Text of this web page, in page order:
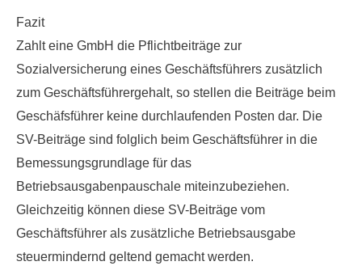
Fazit
Zahlt eine GmbH die Pflichtbeiträge zur
Sozialversicherung eines Geschäftsführers zusätzlich
zum Geschäftsführergehalt, so stellen die Beiträge beim
Geschäfsführer keine durchlaufenden Posten dar. Die
SV-Beiträge sind folglich beim Geschäftsführer in die
Bemessungsgrundlage für das
Betriebsausgabenpauschale miteinzubeziehen.
Gleichzeitig können diese SV-Beiträge vom
Geschäftsführer als zusätzliche Betriebsausgabe
steuermindernd geltend gemacht werden.